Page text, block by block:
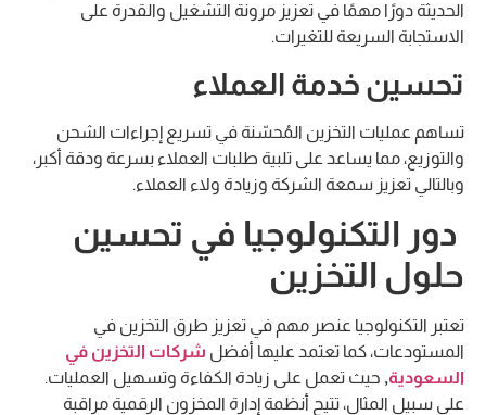
الحديثة دورًا مهمًا في تعزيز مرونة التشغيل والقدرة على
الاستجابة السريعة للتغيرات.
تحسين خدمة العملاء
تساهم عمليات التخزين المُحسّنة في تسريع إجراءات الشحن
والتوزيع، مما يساعد على تلبية طلبات العملاء بسرعة ودقة أكبر،
وبالتالي تعزيز سمعة الشركة وزيادة ولاء العملاء.
دور التكنولوجيا في تحسين
حلول التخزين
تعتبر التكنولوجيا عنصر مهم في تعزيز طرق التخزين في
المستودعات، كما تعتمد عليها أفضلشركات التخزين في
السعودية,حيث تعمل على زيادة الكفاءة وتسهيل العمليات.
على سبيل المثال، تتيح أنظمة إدارة المخزون الرقمية مراقبة